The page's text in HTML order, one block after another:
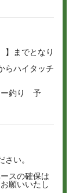
までとなり
らハイタッチ
ー釣り 予
い。
スの確保は
願いいたし